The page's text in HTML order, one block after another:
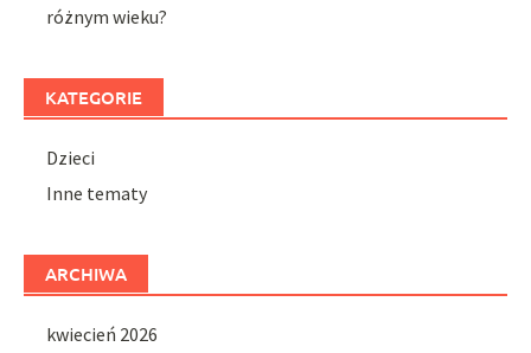
różnym wieku?
KATEGORIE
Dzieci
Inne tematy
ARCHIWA
kwiecień 2026